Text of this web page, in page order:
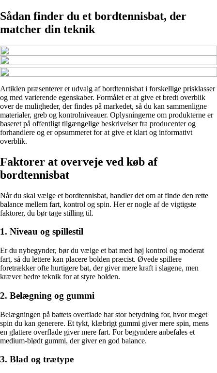
Sådan finder du et bordtennisbat, der
matcher din teknik
Artiklen præsenterer et udvalg af bordtennisbat i forskellige prisklasser
og med varierende egenskaber. Formålet er at give et bredt overblik
over de muligheder, der findes på markedet, så du kan sammenligne
materialer, greb og kontrolniveauer. Oplysningerne om produkterne er
baseret på offentligt tilgængelige beskrivelser fra producenter og
forhandlere og er opsummeret for at give et klart og informativt
overblik.
Faktorer at overveje ved køb af
bordtennisbat
Når du skal vælge et bordtennisbat, handler det om at finde den rette
balance mellem fart, kontrol og spin. Her er nogle af de vigtigste
faktorer, du bør tage stilling til.
1. Niveau og spillestil
Er du nybegynder, bør du vælge et bat med høj kontrol og moderat
fart, så du lettere kan placere bolden præcist. Øvede spillere
foretrækker ofte hurtigere bat, der giver mere kraft i slagene, men
kræver bedre teknik for at styre bolden.
2. Belægning og gummi
Belægningen på battets overflade har stor betydning for, hvor meget
spin du kan generere. Et tykt, klæbrigt gummi giver mere spin, mens
en glattere overflade giver mere fart. For begyndere anbefales et
medium-blødt gummi, der giver en god balance.
3. Blad og trætype